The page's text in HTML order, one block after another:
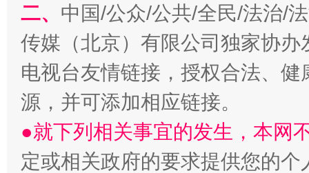
揭开“小金库”的免责幌子
二、 中国/公众/公共/全民/法治/
传媒（北京）有限公司独家协
电视台友情链接，授权合法、
源，并可添加相应链接。
●就下列相关事宜的发生，本网
定或相关政府的要求提供您的个